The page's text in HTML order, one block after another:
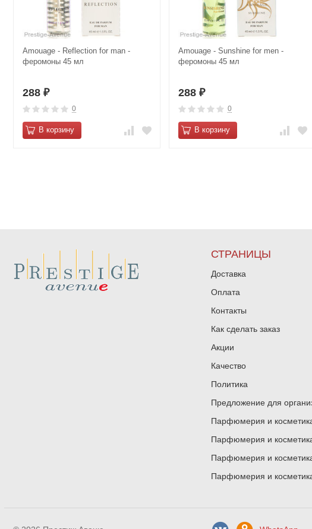
Amouage - Reflection for man -
феромоны 45 мл
288 ₽
0
В корзину
Amouage - Sunshine for men -
феромоны 45 мл
288 ₽
0
В корзину
СТРАНИЦЫ
Доставка
Оплата
Контакты
Как сделать заказ
Акции
Качество
Политика
Предложение для
Парфюмерия и
Парфюмерия и
Парфюмерия и
Парфюмерия и